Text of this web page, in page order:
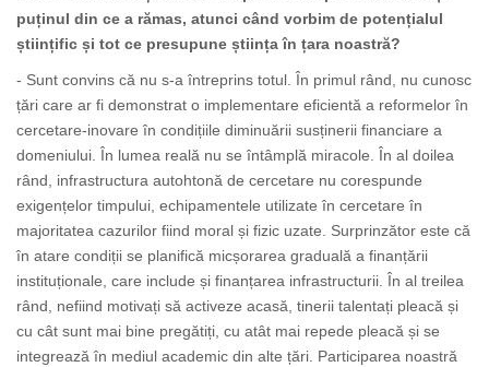
puținul din ce a rămas, atunci când vorbim de potențialul
științific și tot ce presupune știința în țara noastră?
- Sunt convins că nu s-a întreprins totul. În primul rând, nu cunosc
țări care ar fi demonstrat o implementare eficientă a reformelor în
cercetare-inovare în condițiile diminuării susținerii financiare a
domeniului. În lumea reală nu se întâmplă miracole. În al doilea
rând, infrastructura autohtonă de cercetare nu corespunde
exigențelor timpului, echipamentele utilizate în cercetare în
majoritatea cazurilor fiind moral și fizic uzate. Surprinzător este că
în atare condiții se planifică micșorarea graduală a finanțării
instituționale, care include și finanțarea infrastructurii. În al treilea
rând, nefiind motivați să activeze acasă, tinerii talentați pleacă și
cu cât sunt mai bine pregătiți, cu atât mai repede pleacă și se
integrează în mediul academic din alte țări. Participarea noastră